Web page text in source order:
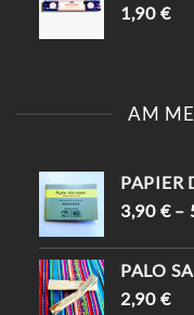
1,90 €
AM
PAPIER
3,90 €–
PALO
2,90 €